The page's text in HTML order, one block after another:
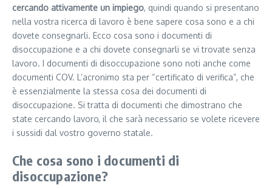
cercando attivamente un impiego, quindi quando si presentano
nella vostra ricerca di lavoro è bene sapere cosa sono e a chi
dovete consegnarli. Ecco cosa sono i documenti di
disoccupazione e a chi dovete consegnarli se vi trovate senza
lavoro. I documenti di disoccupazione sono noti anche come
documenti COV. L’acronimo sta per “certificato di verifica”, che
è essenzialmente la stessa cosa dei documenti di
disoccupazione. Si tratta di documenti che dimostrano che
state cercando lavoro, il che sarà necessario se volete ricevere
i sussidi dal vostro governo statale.
Che cosa sono i documenti di
disoccupazione?